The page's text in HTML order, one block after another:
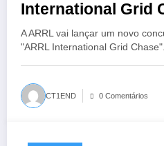
International Grid
A ARRL vai lançar um novo
"ARRL International Grid
CT1END 0 Comentários